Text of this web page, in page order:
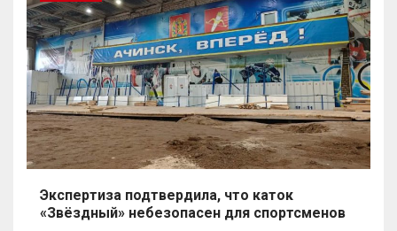
Экспертиза подтвердила, что каток
«Звёздный» небезопасен для спортсменов